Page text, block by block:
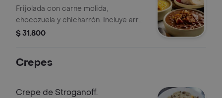
Frijolada con carne molida,
chocozuela y chicharrón. Incluye arroz
blanco, arepa, aguacate y bebida fría.
$ 31.800
Crepes
Crepe de Stroganoff.